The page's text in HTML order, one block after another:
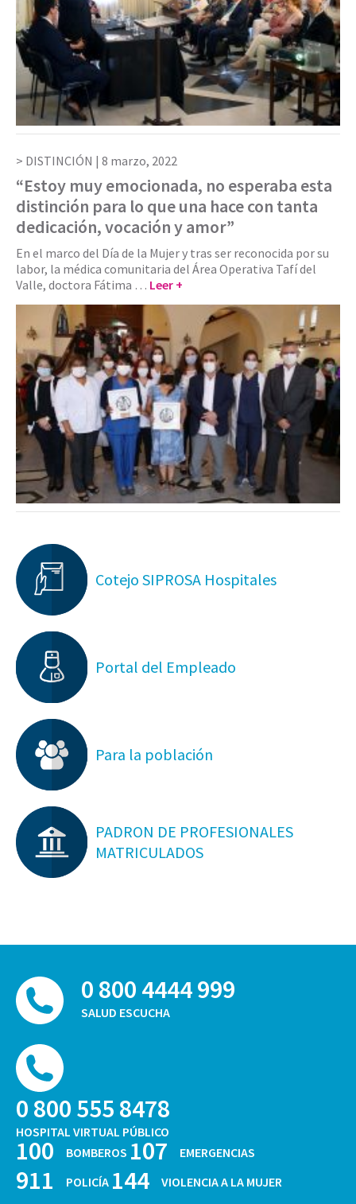
DISTINCIÓN | 8 marzo, 2022
“Estoy muy emocionada, no esperaba esta
distinción para lo que una hace con tanta
dedicación, vocación y amor”
En el marco del Día de la Mujer y tras ser reconocida por su
labor, la médica comunitaria del Área Operativa Tafí del
Valle, doctora Fátima … Leer +
Cotejo SIPROSA Hospitales
Portal del Empleado
Para la población
PADRON DE PROFESIONALES
MATRICULADOS
0 800 4444 999
SALUD ESCUCHA
0 800 555 8478
HOSPITAL VIRTUAL PÚBLICO
100 BOMBEROS 107 EMERGENCIAS
911 POLICÍA 144 VIOLENCIA A LA MUJER